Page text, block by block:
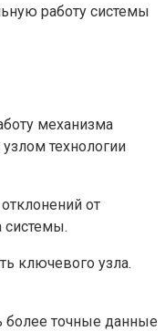
работу системы
механизма
технологии
от
системы.
ключевого узла.
более точные данные